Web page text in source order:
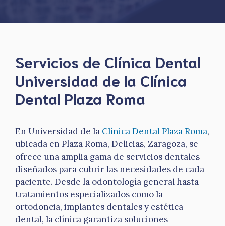
Servicios de Clínica Dental
Universidad de la Clínica
Dental Plaza Roma
En Universidad de la Clínica Dental Plaza Roma,
ubicada en Plaza Roma, Delicias, Zaragoza, se
ofrece una amplia gama de servicios dentales
diseñados para cubrir las necesidades de cada
paciente. Desde la odontología general hasta
tratamientos especializados como la
ortodoncia, implantes dentales y estética
dental, la clínica garantiza soluciones